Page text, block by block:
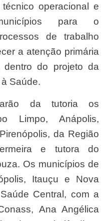
operacional e
para o
de trabalho
a atenção primária
do projeto da
Saúde.
Limpo, Anápolis,
da Região
e tutora do
Os municípios de
Itauçu e Nova
Central, com a
Ana Angélica